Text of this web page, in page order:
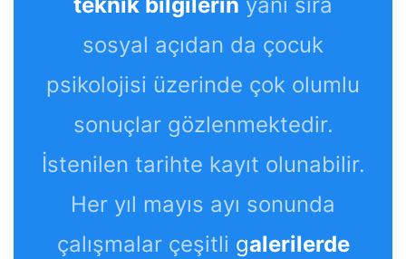
sosyal açıdan da çocuk
psikolojisi üzerinde çok olumlu
sonuçlar gözlenmektedir.
İstenilen tarihte kayıt olunabilir.
Her yıl mayıs ayı sonunda
çalışmalar çeşitli galerilerde